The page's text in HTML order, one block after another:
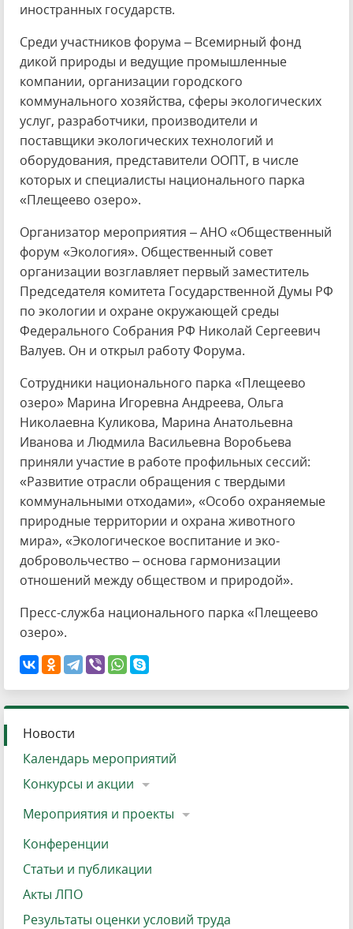
иностранных государств.
Среди участников форума – Всемирный фонд
дикой природы и ведущие промышленные
компании, организации городского
коммунального хозяйства, сферы экологических
услуг, разработчики, производители и
поставщики экологических технологий и
оборудования, представители ООПТ, в числе
которых и специалисты национального парка
«Плещеево озеро».
Организатор мероприятия – АНО «Общественный
форум «Экология». Общественный совет
организации возглавляет первый заместитель
Председателя комитета Государственной Думы РФ
по экологии и охране окружающей среды
Федерального Собрания РФ Николай Сергеевич
Валуев. Он и открыл работу Форума.
Сотрудники национального парка «Плещеево
озеро» Марина Игоревна Андреева, Ольга
Николаевна Куликова, Марина Анатольевна
Иванова и Людмила Васильевна Воробьева
приняли участие в работе профильных сессий:
«Развитие отрасли обращения с твердыми
коммунальными отходами», «Особо охраняемые
природные территории и охрана животного
мира», «Экологическое воспитание и эко-
добровольчество – основа гармонизации
отношений между обществом и природой».
Пресс-служба национального парка «Плещеево
озеро».
Новости
Календарь мероприятий
Конкурсы и акции
Мероприятия и проекты
Конференции
Статьи и публикации
Акты ЛПО
Результаты оценки условий труда